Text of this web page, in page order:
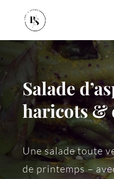
Salade
haricots &
Une salade toute
de printemps –